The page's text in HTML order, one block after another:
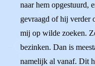
naar hem opgestuurd,
gevraagd of hij verder
mij op wilde zoeken.
bezinken. Dan is
namelijk al vanaf. Dit